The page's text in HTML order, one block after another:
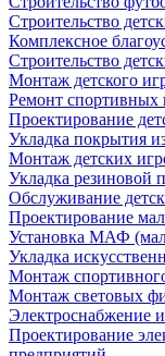
Строительство
Комплексное
Строительство
Монтаж детского
Ремонт спортивных
Проектирование
Укладка покрытия
Монтаж детских
Укладка резиновой
Обслуживание
Проектирование
Установка МАФ
Укладка
Монтаж
Монтаж световых
Электроснабжение
Проектирование